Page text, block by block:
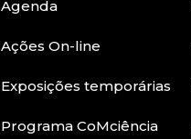
Agenda
Ações On-line
Exposições temporárias
Programa CoMciência